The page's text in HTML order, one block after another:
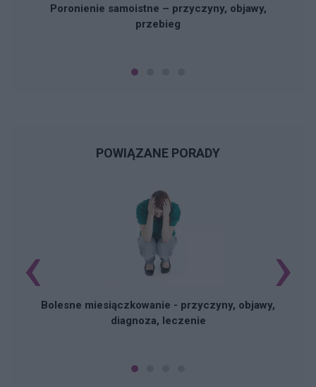
Poronienie samoistne – przyczyny, objawy,
przebieg
POWIĄZANE PORADY
Bolesne miesiączkowanie - przyczyny, objawy,
diagnoza, leczenie
‹ ›